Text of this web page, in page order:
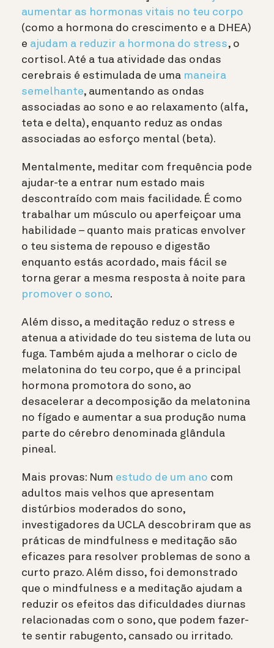
aumentar as hormonas vitais no teu corpo
(como a hormona do crescimento e a DHEA)
e ajudam a reduzir a hormona do stress, o
cortisol. Até a tua atividade das ondas
cerebrais é estimulada de uma maneira
semelhante, aumentando as ondas
associadas ao sono e ao relaxamento (alfa,
teta e delta), enquanto reduz as ondas
associadas ao esforço mental (beta).
Mentalmente, meditar com frequência pode
ajudar-te a entrar num estado mais
descontraído com mais facilidade. É como
trabalhar um músculo ou aperfeiçoar uma
habilidade – quanto mais praticas envolver
o teu sistema de repouso e digestão
enquanto estás acordado, mais fácil se
torna gerar a mesma resposta à noite para
promover o sono.
Além disso, a meditação reduz o stress e
atenua a atividade do teu sistema de luta ou
fuga. Também ajuda a melhorar o ciclo de
melatonina do teu corpo, que é a principal
hormona promotora do sono, ao
desacelerar a decomposição da melatonina
no fígado e aumentar a sua produção numa
parte do cérebro denominada glândula
pineal.
Mais provas: Num estudo de um ano com
adultos mais velhos que apresentam
distúrbios moderados do sono,
investigadores da UCLA descobriram que as
práticas de mindfulness e meditação são
eficazes para resolver problemas de sono a
curto prazo. Além disso, foi demonstrado
que o mindfulness e a meditação ajudam a
reduzir os efeitos das dificuldades diurnas
relacionadas com o sono, que podem fazer-
te sentir rabugento, cansado ou irritado.